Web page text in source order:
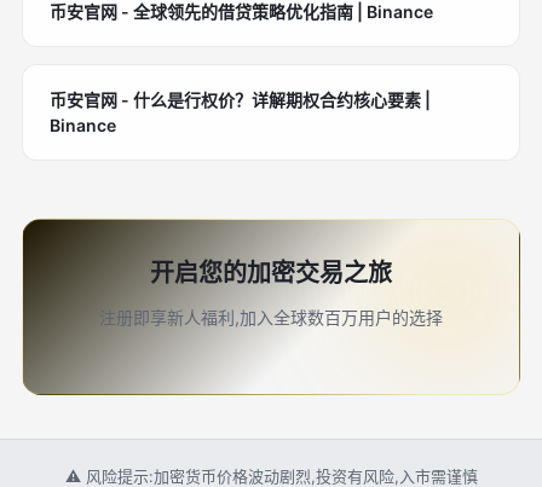
币安官网 - 全球领先的借贷策略优化指南 | Binance
币安官网 - 什么是行权价？详解期权合约核心要素 |
Binance
开启您的加密交易之旅
注册即享新人福利,加入全球数百万用户的选择
⚠ 风险提示:加密货币价格波动剧烈,投资有风险,入市需谨慎